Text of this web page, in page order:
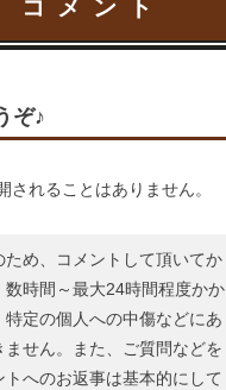
コメント
ぞ♪
されることはありません。
ため、コメントして頂いてか
数時間～最大24時間程度かか
特定の個人への中傷などにあ
せん。また、ご質問などを
トへのお返事は基本的にして